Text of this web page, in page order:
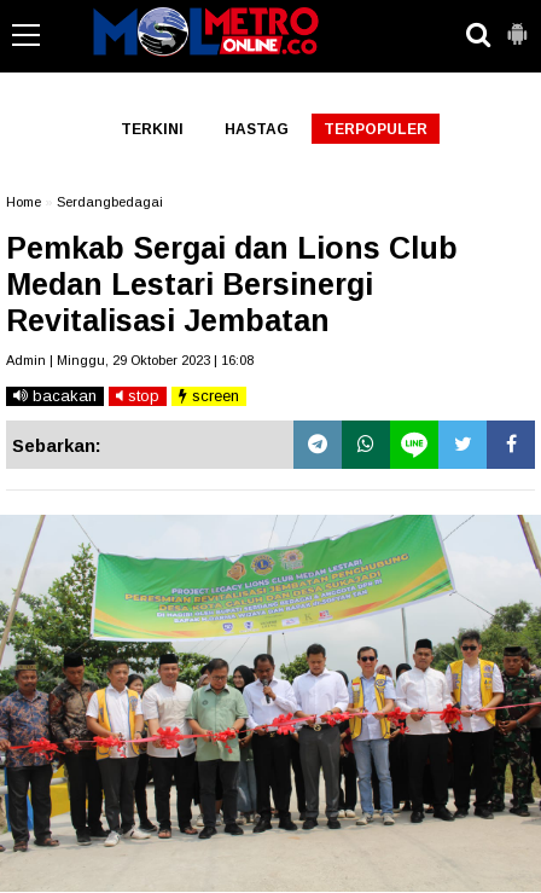
TERKINI HASTAG TERPOPULER
Home Serdangbedagai
Pemkab Sergai dan Lions Club
Medan Lestari Bersinergi
Revitalisasi Jembatan
Admin | Minggu, 29 Oktober 2023 | 16:08
bacakan stop screen
Sebarkan: